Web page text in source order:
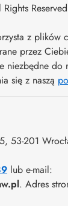
z plików
przez
niezbędne do
się z naszą
, 53-201
lub e-mail:
. Adres